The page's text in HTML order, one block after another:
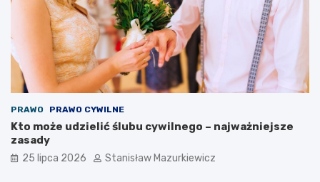
PRAWO PRAWO CYWILNE
Kto może udzielić ślubu cywilnego – najważniejsze
zasady
25 lipca 2026 Stanisław Mazurkiewicz